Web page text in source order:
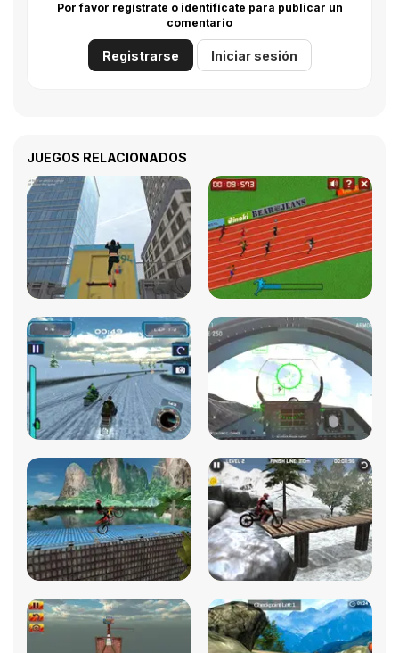
Por favor regístrate o identifícate para publicar un
comentario
Registrarse Iniciar sesión
JUEGOS RELACIONADOS